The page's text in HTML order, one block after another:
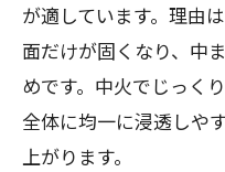
が適しています。理由
面だけが固くなり、中
めです。中火でじっく
全体に均一に浸透しや
上がります。